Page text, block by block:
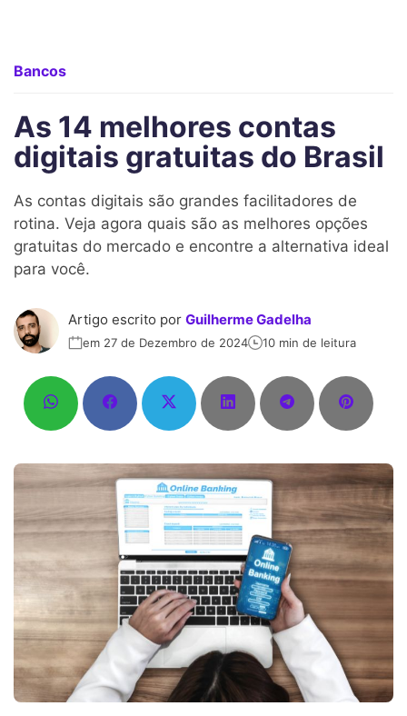
Bancos
As 14 melhores contas
digitais gratuitas do Brasil
As contas digitais são grandes facilitadores de
rotina. Veja agora quais são as melhores opções
gratuitas do mercado e encontre a alternativa ideal
para você.
Artigo escrito por Guilherme Gadelha
em 27 de Dezembro de 2024 10 min de leitura